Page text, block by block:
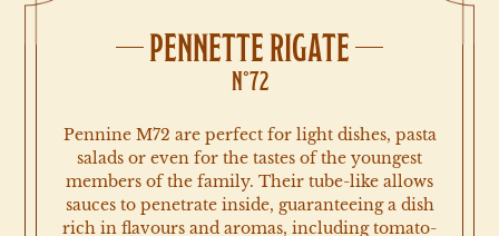
PENNETTE RIGATE
N°72
Pennine M72 are perfect for light dishes, pasta
salads or even for the tastes of the youngest
members of the family. Their tube-like allows
sauces to penetrate inside, guaranteeing a dish
rich in flavours and aromas, including tomato-